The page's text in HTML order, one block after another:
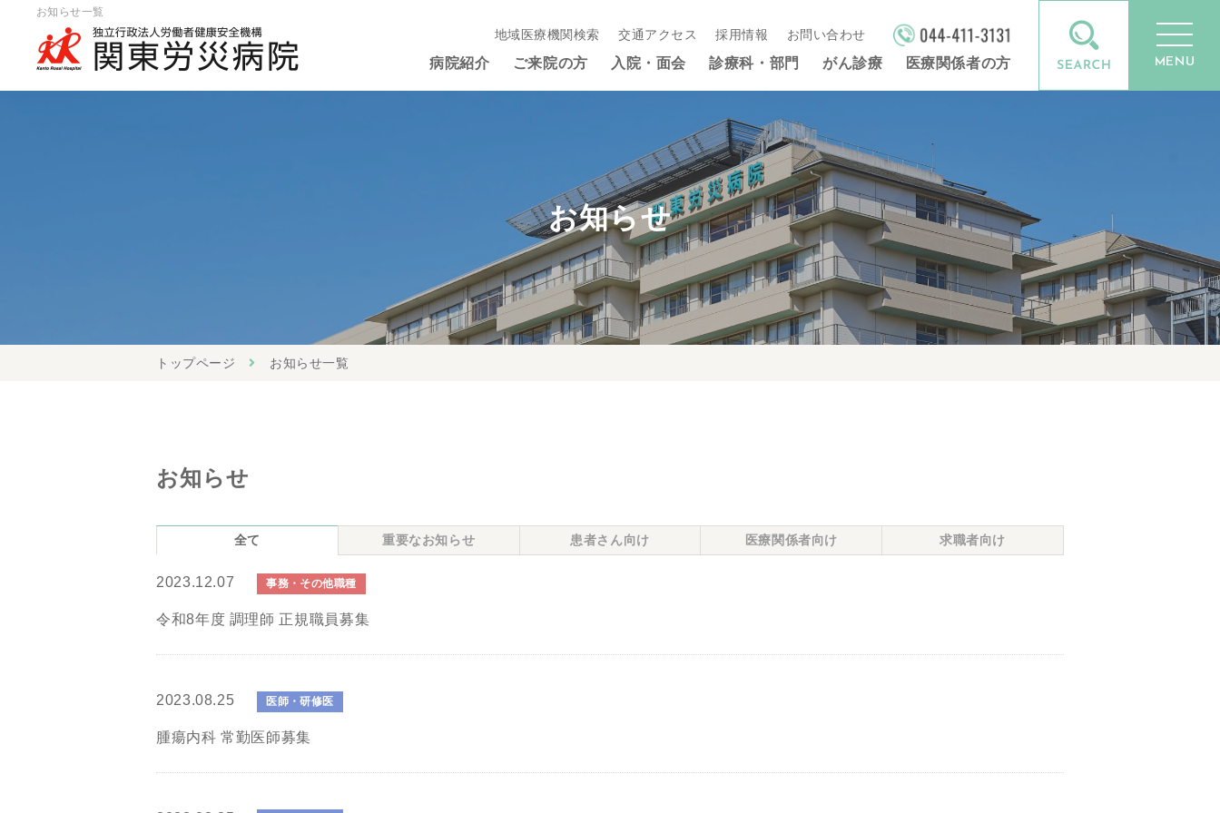
お知らせ一覧
地域医療機関検索 交通アクセス 採用情報 お問い合わせ
病院紹介 ご来院の方 入院・面会 診療科・部門 がん診療 医療関係者の方 MENU
お知らせ
トップページ お知らせ一覧
お知らせ
全て 重要なお知らせ 患者さん向け 医療関係者向け 求職者向け
2023.12.07 事務・その他職種
令和8年度 調理師 正規職員募集
2023.08.25 医師・研修医
腫瘍内科 常勤医師募集